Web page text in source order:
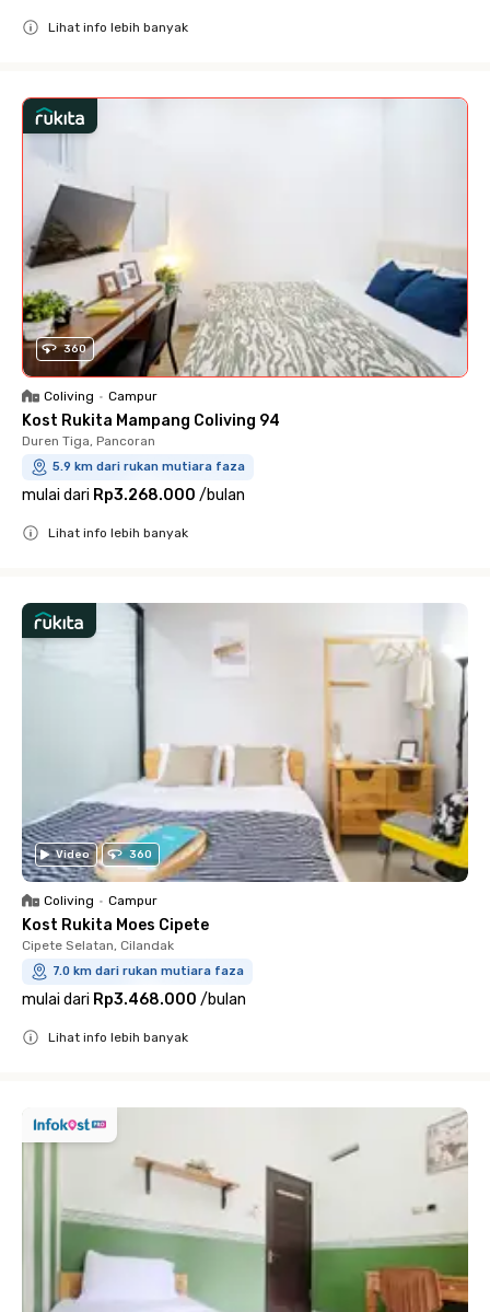
Lihat info lebih banyak
360
Coliving • Campur
Kost Rukita Mampang Coliving 94
Duren Tiga, Pancoran
5.9 km dari rukan mutiara faza
mulai dari Rp3.268.000 /bulan
Lihat info lebih banyak
Video 360
Coliving • Campur
Kost Rukita Moes Cipete
Cipete Selatan, Cilandak
7.0 km dari rukan mutiara faza
mulai dari Rp3.468.000 /bulan
Lihat info lebih banyak